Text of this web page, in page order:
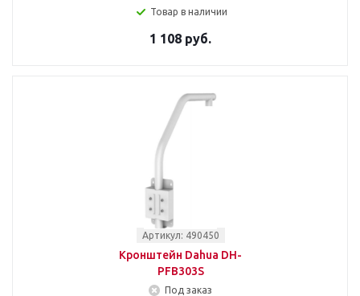
Товар в наличии
1 108 руб.
Артикул: 490450
Кронштейн Dahua DH-
PFB303S
Под заказ